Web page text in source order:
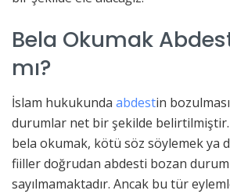
Bela Okumak
mı?
İslam hukukunda abdestin
durumlar net bir şekilde
bela okumak, kötü söz söylemek ya
fiiller doğrudan abdesti bozan
sayılmamaktadır. Ancak bu tür